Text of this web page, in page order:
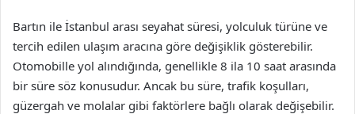
Bartın ile İstanbul arası seyahat süresi, yolculuk türüne ve
tercih edilen ulaşım aracına göre değişiklik gösterebilir.
Otomobille yol alındığında, genellikle 8 ila 10 saat arasında
bir süre söz konusudur. Ancak bu süre, trafik koşulları,
güzergah ve molalar gibi faktörlere bağlı olarak değişebilir.